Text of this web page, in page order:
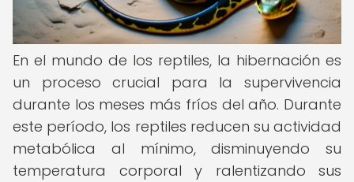
En el mundo de los reptiles, la hibernación es
un proceso crucial para la supervivencia
durante los meses más fríos del año. Durante
este período, los reptiles reducen su actividad
metabólica al mínimo, disminuyendo su
temperatura corporal y ralentizando sus